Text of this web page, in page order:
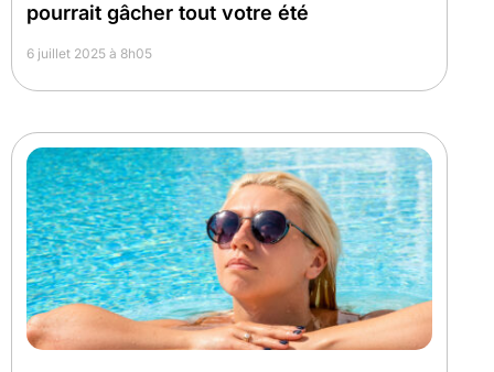
pourrait gâcher tout votre été
6 juillet 2025 à 8h05